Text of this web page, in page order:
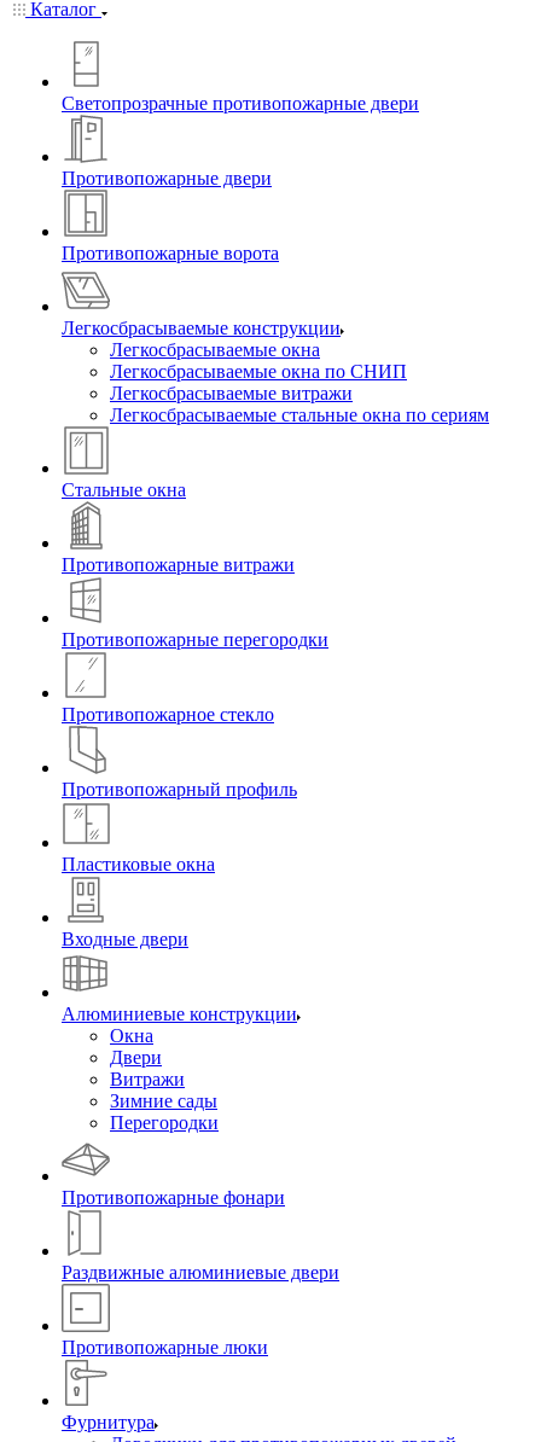
Каталог
Светопрозрачные противопожарные двери
Противопожарные двери
Противопожарные ворота
Легкосбрасываемые конструкции
Легкосбрасываемые окна
Легкосбрасываемые окна по СНИП
Легкосбрасываемые витражи
Легкосбрасываемые стальные окна по сериям
Стальные окна
Противопожарные витражи
Противопожарные перегородки
Противопожарное стекло
Противопожарный профиль
Пластиковые окна
Входные двери
Алюминиевые конструкции
Окна
Двери
Витражи
Зимние сады
Перегородки
Противопожарные фонари
Раздвижные алюминиевые двери
Противопожарные люки
Фурнитура